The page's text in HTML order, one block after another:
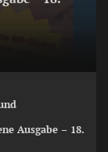
Ausgabe – 18.